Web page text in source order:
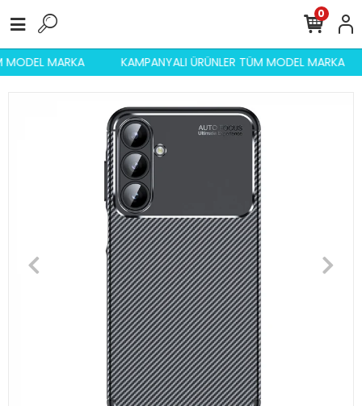
MODEL MARKA KAMPANYALI ÜRÜNLER TÜM MODEL MARKA
0